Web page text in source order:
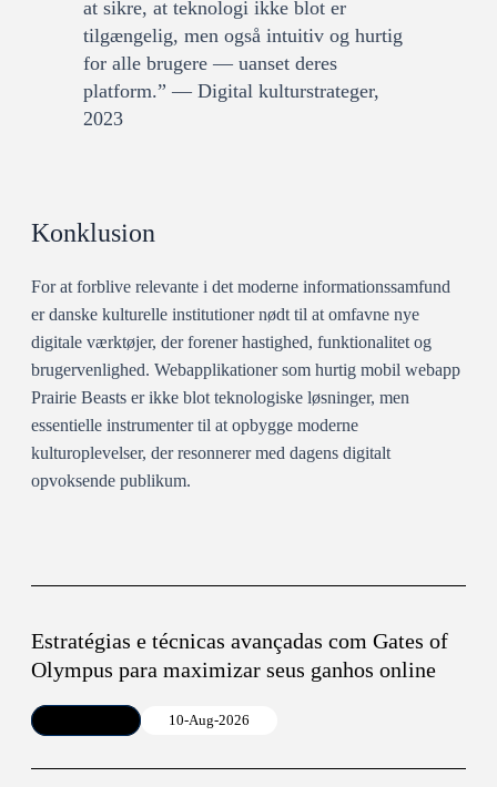
at sikre, at teknologi ikke blot er
tilgængelig, men også intuitiv og hurtig
for alle brugere — uanset deres
platform.” — Digital kulturstrateger,
2023
Konklusion
For at forblive relevante i det moderne informationssamfund
er danske kulturelle institutioner nødt til at omfavne nye
digitale værktøjer, der forener hastighed, funktionalitet og
brugervenlighed. Webapplikationer som hurtig mobil webapp
Prairie Beasts er ikke blot teknologiske løsninger, men
essentielle instrumenter til at opbygge moderne
kulturoplevelser, der resonnerer med dagens digitalt
opvoksende publikum.
Estratégias e técnicas avançadas com Gates of
Olympus para maximizar seus ganhos online
10-Aug-2026